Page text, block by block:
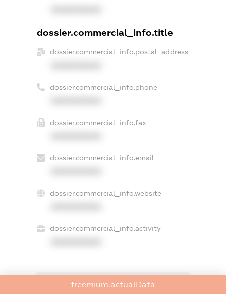
dossier.commercial_info.title
dossier.commercial_info.postal_address
dossier.commercial_info.phone
dossier.commercial_info.fax
dossier.commercial_info.email
dossier.commercial_info.website
dossier.commercial_info.activity
freemium.exampleText_1
freemium.exampleText_2
freemium.actualData